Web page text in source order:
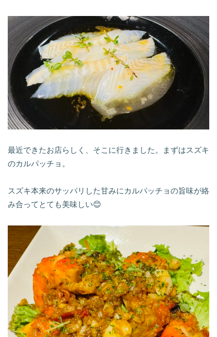
最近できたお店らしく、そこに行きました。まずはスズキ
のカルパッチョ。
スズキ本来のサッパリした甘みにカルパッチョの旨味が絡
み合ってとても美味しい😊